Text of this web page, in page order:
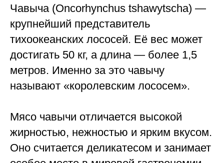
Чавыча (Oncorhynchus tshawytscha) —
крупнейший представитель
тихоокеанских лососей. Её вес может
достигать 50 кг, а длина — более 1,5
метров. Именно за это чавычу
называют «королевским лососем».
Мясо чавычи отличается высокой
жирностью, нежностью и ярким вкусом.
Оно считается деликатесом и занимает